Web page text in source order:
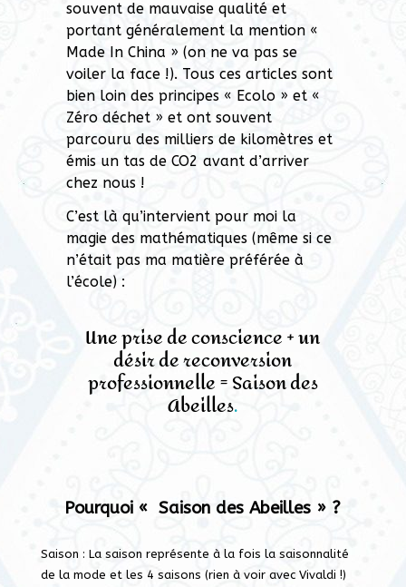
souvent de mauvaise qualité et
portant généralement la mention «
Made In China » (on ne va pas se
voiler la face !). Tous ces articles sont
bien loin des principes « Ecolo » et «
Zéro déchet » et ont souvent
parcouru des milliers de kilomètres et
émis un tas de CO2 avant d’arriver
chez nous !
C’est là qu’intervient pour moi la
magie des mathématiques (même si ce
n’était pas ma matière préférée à
l’école) :
Une prise de conscience + un
désir de reconversion
professionnelle = Saison des
Abeilles.
Pourquoi « Saison des Abeilles » ?
Saison : La saison représente à la fois la saisonnalité
de la mode et les 4 saisons (rien à voir avec Vivaldi !)